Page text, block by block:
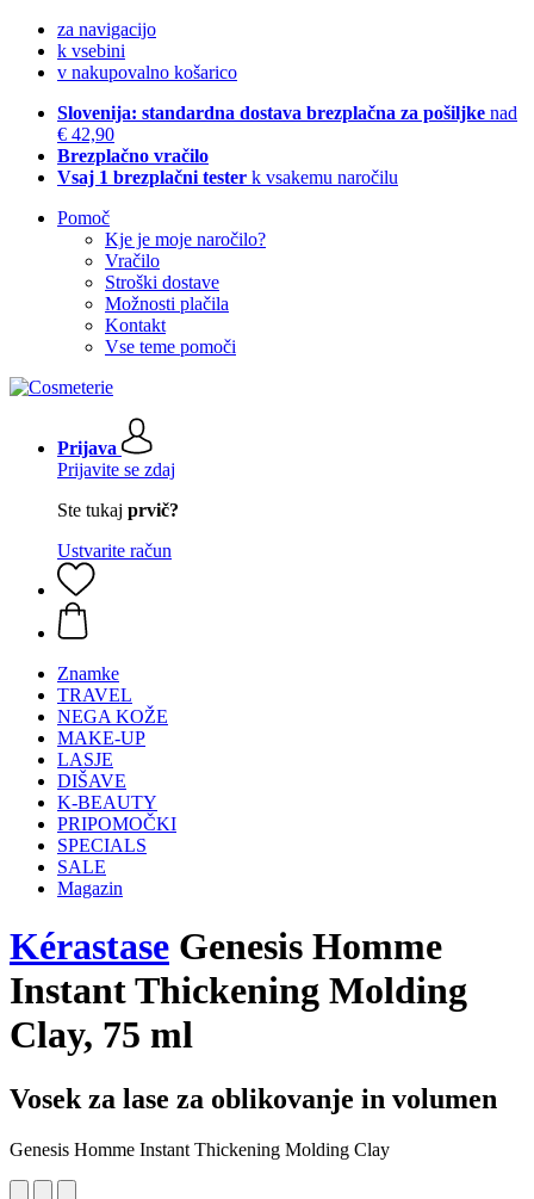
za navigacijo
k vsebini
v nakupovalno košarico
Slovenija: standardna dostava brezplačna za pošiljke nad
€ 42,90
Brezplačno vračilo
Vsaj 1 brezplačni tester k vsakemu naročilu
Pomoč
Kje je moje naročilo?
Vračilo
Stroški dostave
Možnosti plačila
Kontakt
Vse teme pomoči
Prijava
Prijavite se zdaj
Ste tukaj prvič?
Ustvarite račun
Znamke
TRAVEL
NEGA KOŽE
MAKE-UP
LASJE
DIŠAVE
K-BEAUTY
PRIPOMOČKI
SPECIALS
SALE
Magazin
Kérastase Genesis Homme
Instant Thickening Molding
Clay, 75 ml
Vosek za lase za oblikovanje in volumen
Genesis Homme Instant Thickening Molding Clay